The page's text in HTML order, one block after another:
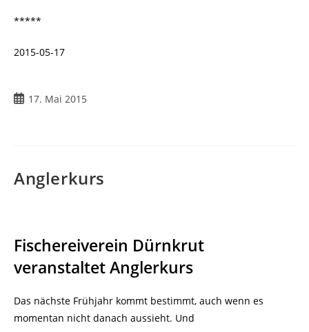
*****
2015-05-17
Beitrag17. Mai 2015
Anglerkurs
Fischereiverein Dürnkrut
veranstaltet Anglerkurs
Das nächste Frühjahr kommt bestimmt, auch wenn es
momentan nicht danach aussieht. Und